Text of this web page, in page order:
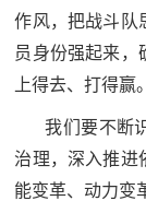
作风，把战斗队
员身份强起来，
上得去、打得赢。
我们要不断
治理，深入推进
能变革、动力变